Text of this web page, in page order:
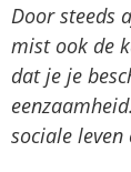
Door steeds
mist ook de
dat je je
sociale